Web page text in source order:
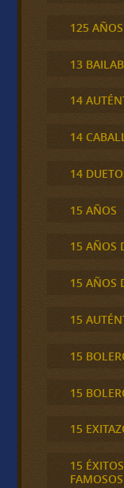
125
13
14
14
14
15 AÑOS
15 AÑOS
15 AÑOS
15
15
15
15
15
FAMOSOS